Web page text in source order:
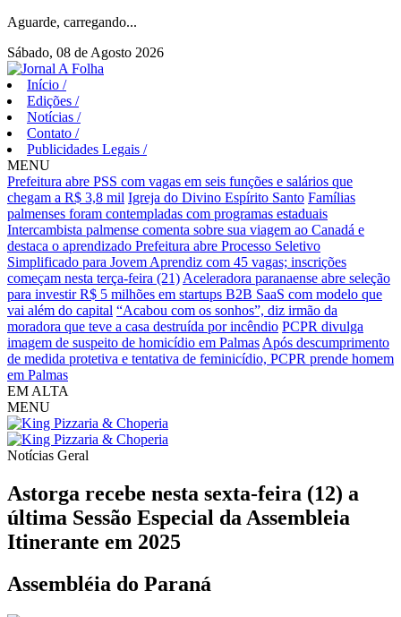
Aguarde, carregando...
Sábado, 08 de Agosto 2026
Início /
Edições /
Notícias /
Contato /
Publicidades Legais /
MENU
Prefeitura abre PSS com vagas em seis funções e salários que
chegam a R$ 3,8 mil Igreja do Divino Espírito Santo Famílias
palmenses foram contempladas com programas estaduais
Intercambista palmense comenta sobre sua viagem ao Canadá e
destaca o aprendizado Prefeitura abre Processo Seletivo
Simplificado para Jovem Aprendiz com 45 vagas; inscrições
começam nesta terça-feira (21) Aceleradora paranaense abre seleção
para investir R$ 5 milhões em startups B2B SaaS com modelo que
vai além do capital “Acabou com os sonhos”, diz irmão da
moradora que teve a casa destruída por incêndio PCPR divulga
imagem de suspeito de homicídio em Palmas Após descumprimento
de medida protetiva e tentativa de feminicídio, PCPR prende homem
em Palmas
EM ALTA
MENU
Notícias Geral
Astorga recebe nesta sexta-feira (12) a
última Sessão Especial da Assembleia
Itinerante em 2025
Assembléia do Paraná